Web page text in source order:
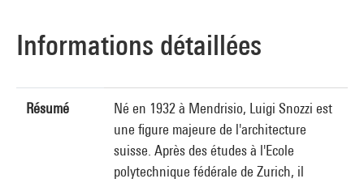
Informations détaillées
Résumé
Né en 1932 à Mendrisio, Luigi Snozzi est
une figure majeure de l'architecture
suisse. Après des études à l'Ecole
polytechnique fédérale de Zurich, il